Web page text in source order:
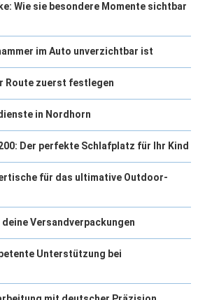
Wie sie besondere Momente sichtbar
im Auto unverzichtbar ist
Route zuerst festlegen
in Nordhorn
Der perfekte Schlafplatz für Ihr Kind
für das ultimative Outdoor-
Versandverpackungen
Unterstützung bei